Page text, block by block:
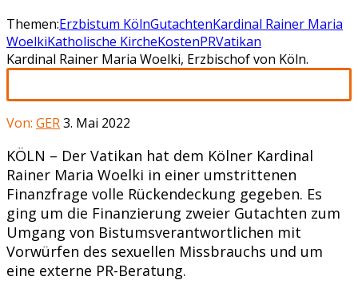
Themen:Erzbistum KölnGutachtenKardinal Rainer Maria
WoelkiKatholische KircheKostenPRVatikan
Kardinal Rainer Maria Woelki, Erzbischof von Köln.
Von: GER3. Mai 2022
KÖLN – Der Vatikan hat dem Kölner Kardinal
Rainer Maria Woelki in einer umstrittenen
Finanzfrage volle Rückendeckung gegeben. Es
ging um die Finanzierung zweier Gutachten zum
Umgang von Bistumsverantwortlichen mit
Vorwürfen des sexuellen Missbrauchs und um
eine externe PR-Beratung.